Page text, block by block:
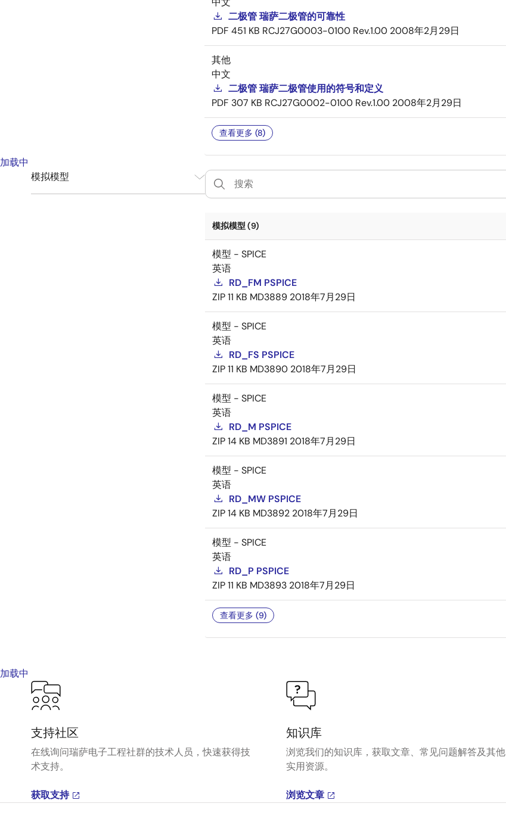
二极管 瑞萨二极管的可靠性
PDF 451 KB RCJ27G0003-0100 Rev.1.00 2008年2月29日
其他
中文
二极管 瑞萨二极管使用的符号和定义
PDF 307 KB RCJ27G0002-0100 Rev.1.00 2008年2月29日
查看更多 (8)
加载中
模拟模型
模拟模型 (9)
模型 - SPICE
英语
RD_FM PSPICE
ZIP11 KB MD3889 2018年7月29日
模型 - SPICE
英语
RD_FS PSPICE
ZIP11 KB MD3890 2018年7月29日
模型 - SPICE
英语
RD_M PSPICE
ZIP14 KB MD3891 2018年7月29日
模型 - SPICE
英语
RD_MW PSPICE
ZIP14 KB MD3892 2018年7月29日
模型 - SPICE
英语
RD_P PSPICE
ZIP11 KB MD3893 2018年7月29日
查看更多 (9)
加载中
支持社区
在线询问瑞萨电子工程社群的技术人员，快速获得技
术支持。
获取支持
知识库
浏览我们的知识库，获取文章、常见问题解答及其他
实用资源。
浏览文章